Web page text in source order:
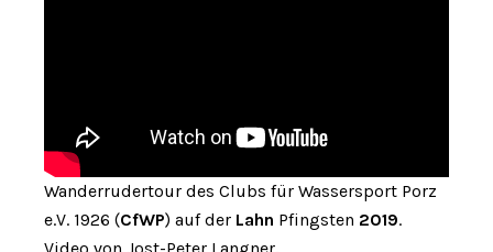
Wanderrudertour des Clubs für Wassersport Porz
e.V. 1926 (CfWP) auf der Lahn Pfingsten 2019.